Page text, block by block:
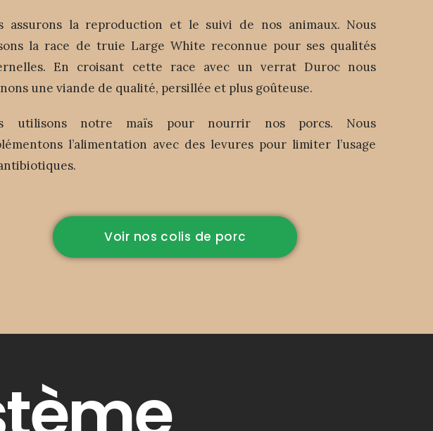
assurons la reproduction et le suivi de nos animaux. Nous
la race de truie Large White reconnue pour ses qualités
En croisant cette race avec un verrat Duroc nous
une viande de qualité, persillée et plus goûteuse.
utilisons notre maïs pour nourrir nos porcs. Nous
l’alimentation avec des levures pour limiter l’usage
Voir nos colis de porc